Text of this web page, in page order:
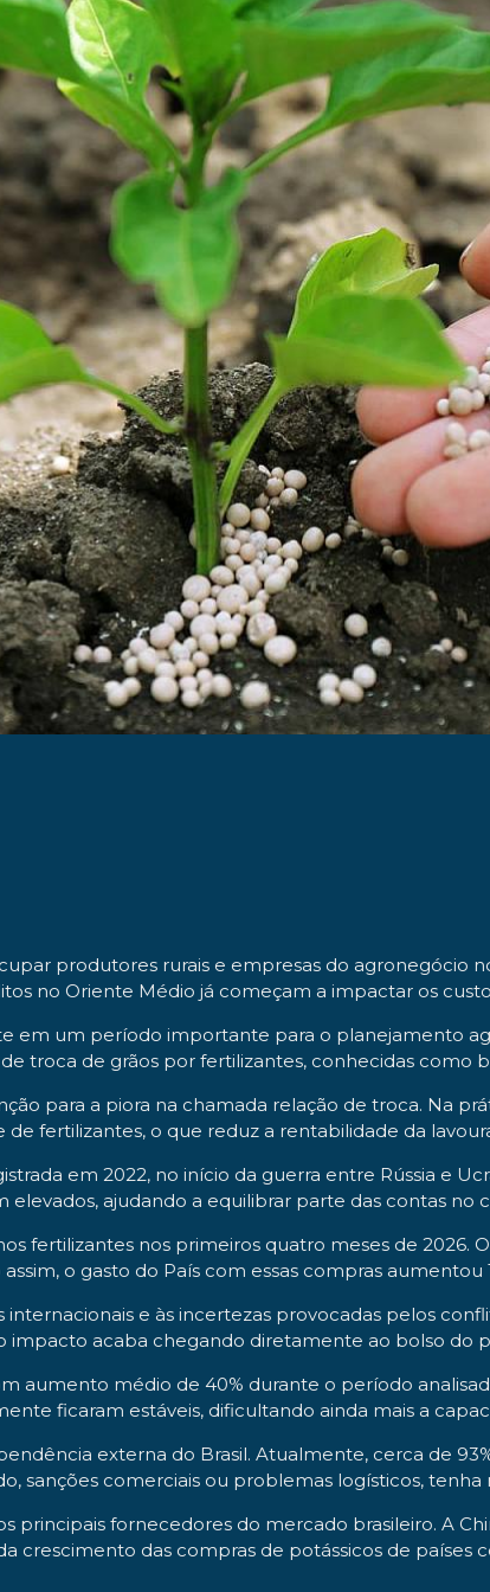
produtores rurais e empresas do agronegócio
no Oriente Médio já começam a impactar os
em um período importante para o planejamento
troca de grãos por fertilizantes, conhecidas como
para a piora na chamada relação de troca. Na
fertilizantes, o que reduz a rentabilidade da
em 2022, no início da guerra entre Rússia e
ajudando a equilibrar parte das contas no
fertilizantes nos primeiros quatro meses de 2026.
o gasto do País com essas compras aumentou
e às incertezas provocadas pelos
impacto acaba chegando diretamente ao bolso do
aumento médio de 40% durante o período
ficaram estáveis, dificultando ainda mais a
externa do Brasil. Atualmente, cerca de
sanções comerciais ou problemas logísticos,
fornecedores do mercado brasileiro. A
crescimento das compras de potássicos de